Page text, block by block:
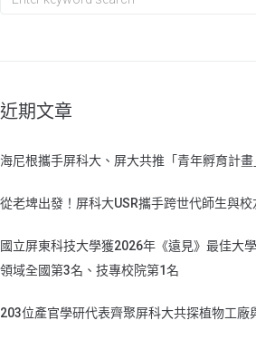
近期文章
海尼根攜手屏科大、屏大共推「青年孵育計畫
從老埤出發！屏科大USR攜手跨世代師生與
國立屏東科技大學獲2026年《遠見》最佳大
領域全國第3名、技專校院第1名
203位產官學研代表齊聚屏科大共探植物工廠